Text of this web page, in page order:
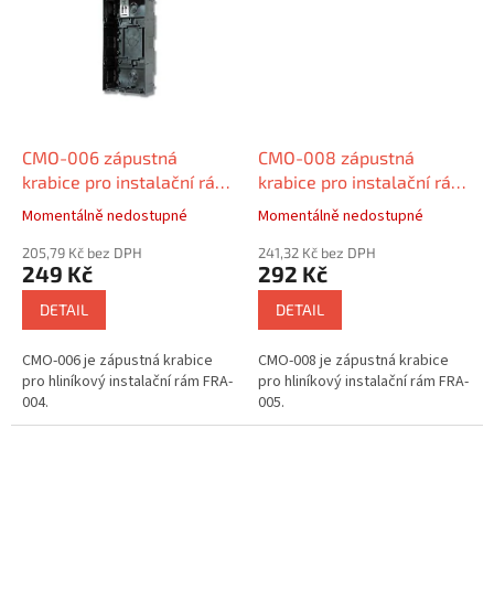
CMO-006 zápustná
krabice pro instalační rám
FRA-004
Momentálně nedostupné
205,79 Kč bez DPH
249 Kč
DETAIL
CMO-006 je zápustná krabice
pro hliníkový instalační rám FRA-
004.
CMO-008 zápustná
krabice pro instalační rám
FRA-005
Momentálně nedostupné
241,32 Kč bez DPH
292 Kč
DETAIL
CMO-008 je zápustná krabice
pro hliníkový instalační rám FRA-
005.